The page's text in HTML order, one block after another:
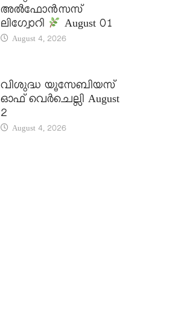
അൽഫോൻസസ്
ലിഗ്വോറി
August 01
August 4, 2026
വിശുദ്ധ യൂസേബിയസ്
ഓഫ് വെർചെല്ലി August
2
August 4, 2026